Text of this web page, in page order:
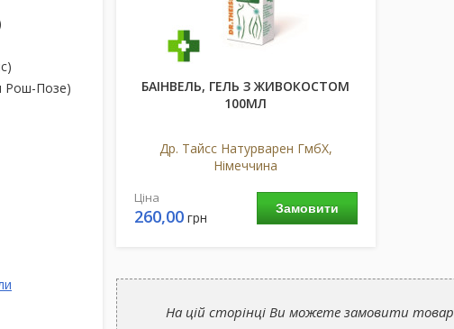
Рош-Позе)
БАІНВЕЛЬ, ГЕЛЬ З ЖИВОКОСТОМ
100МЛ
Др. Тайсс Натурварен ГмбХ,
Німеччина
Замовити
Ціна
260,00грн
На цій сторінці Ви можете замовити товар